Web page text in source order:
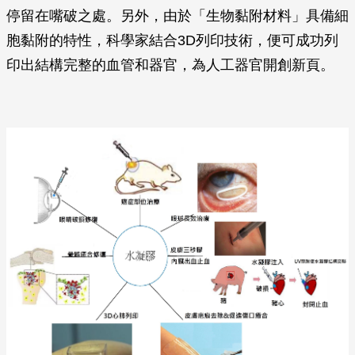
停留在嘴破之處。另外，由於「生物黏附材料」具備細
胞黏附的特性，科學家結合3D列印技術，便可成功列
印出結構完整的血管和器官，為人工器官開創新頁。